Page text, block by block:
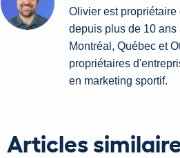
Olivier est propriétaire
depuis plus de 10
Montréal, Québec et
propriétaires
en marketing sportif.
Articles